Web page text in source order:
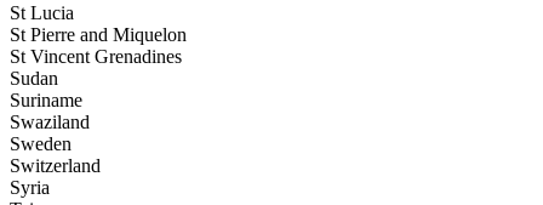
St Lucia
St Pierre and Miquelon
St Vincent Grenadines
Sudan
Suriname
Swaziland
Sweden
Switzerland
Syria